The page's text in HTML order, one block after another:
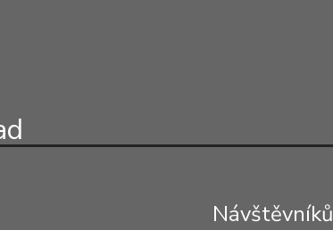
Návštěvníků